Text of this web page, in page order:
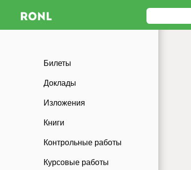
Билеты
Доклады
Изложения
Книги
Контрольные работы
Курсовые работы